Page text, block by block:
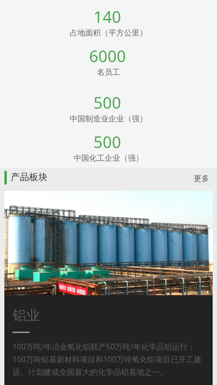
140
占地面积（平方公里）
6000
名员工
500
中国制造业企业（强）
500
中国化工企业（强）
产品板块 更多
锂电池新材料
与杭州锦江集团有限公司、成都云津能源科技有限公司
合资合作建设年产3万吨磷酸铁锂正极材料联产3万吨磷
酸铁项目，一期5000吨/年磷酸铁锂项目已于2019年9月
钛业
10万吨金红石型钛白粉搬迁入园改造中；祥海钛业6万吨
氯化法钛白粉在建；祥海钛业36万吨氯化法二期工程开
展前期中。近5年，钛白粉年产能61万吨。
铝业
100万吨/年冶金氧化铝联产50万吨/年化学品铝运行；
100万吨铝基新材料项目和100万吨氧化铝项目已开工建
设。计划建成全国最大的化学品铝基地之一。
磷业
“15.20.30”工程1996年开工建设，1999年投产，历经10
年技改挖潜达产“30.40.60”。研发成功含硫固液废弃物协
同处置技术，成功实现盐石膏、磷石膏、钛石膏、天然
热电联产
2009年与大唐山东发电有限公司组建合资公司，运营鲁
北生态电厂2×330MW热电机组。2012年新建2×420t/h
供热中心配套200MW余热发电。海水冷却、海水淡化、
海洋科技
鲁北盐化占地30万亩，初级卤养殖实现了15万亩地粗养
+10万m2工厂化养殖，中级卤提溴联产溴系列有机颜料
1万吨；饱和卤盐碱联产，制盐100万吨，烧碱30万吨，
锂电池新材料
与杭州锦江集团有限公司、成都云津能源科技有限公司
合资合作建设年产3万吨磷酸铁锂正极材料联产3万吨磷
酸铁项目，一期5000吨/年磷酸铁锂项目已于2019年9月
钛业
10万吨金红石型钛白粉搬迁入园改造中；祥海钛业6万吨
氯化法钛白粉在建；祥海钛业36万吨氯化法二期工程开
展前期中。近5年，钛白粉年产能61万吨。
04
2026.08
无棣县残联莅临金海钛业 开展残疾人职工慰问及就业工作专项检查
查看详情 >>
查看详情 >>
04
隆化县政府到鲁北集团考察交流